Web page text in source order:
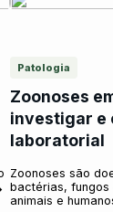
Patologia
Zoonoses
investigar e
laboratorial
Zoonoses são
bactérias,
animais e